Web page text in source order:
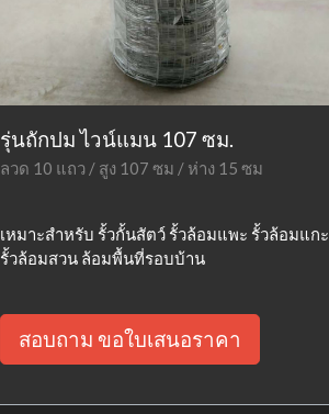
รุ่นถักปม ไวน์แมน 107 ซม.
ลวด 10 แถว / สูง 107 ซม / ห่าง 15 ซม
เหมาะสำหรับ รั้วกั้นสัตว์ รั้วล้อมแพะ รั้วล้อมแกะ
รั้วล้อมสวน ล้อมพื้นที่รอบบ้าน
สอบถาม ขอใบเสนอราคา